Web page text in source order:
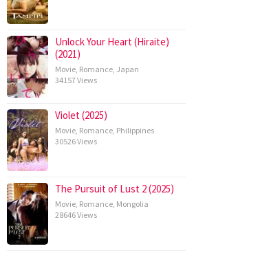
Unlock Your Heart (Hiraite)
(2021)
Movie, Romance, Japan
34157 Views
Violet (2025)
Movie, Romance, Philippines
30526 Views
The Pursuit of Lust 2 (2025)
Movie, Romance, Mongolia
28646 Views